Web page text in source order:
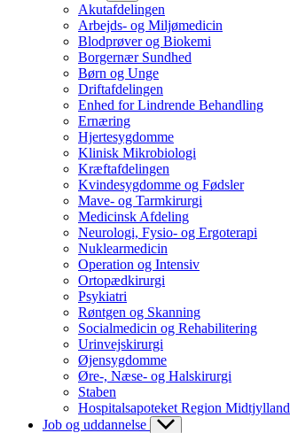
Akutafdelingen
Arbejds- og Miljømedicin
Blodprøver og Biokemi
Borgernær Sundhed
Børn og Unge
Driftafdelingen
Enhed for Lindrende Behandling
Ernæring
Hjertesygdomme
Klinisk Mikrobiologi
Kræftafdelingen
Kvindesygdomme og Fødsler
Mave- og Tarmkirurgi
Medicinsk Afdeling
Neurologi, Fysio- og Ergoterapi
Nuklearmedicin
Operation og Intensiv
Ortopædkirurgi
Psykiatri
Røntgen og Skanning
Socialmedicin og Rehabilitering
Urinvejskirurgi
Øjensygdomme
Øre-, Næse- og Halskirurgi
Staben
Hospitalsapoteket Region Midtjylland
Job og uddannelse